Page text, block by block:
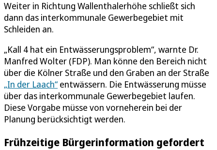
Weiter in Richtung Wallenthalerhöhe schließt sich
dann das interkommunale Gewerbegebiet mit
Schleiden an.
„Kall 4 hat ein Entwässerungsproblem“, warnte Dr.
Manfred Wolter (FDP). Man könne den Bereich nicht
über die Kölner Straße und den Graben an der Straße
„In der Laach“ entwässern. Die Entwässerung müsse
über das interkommunale Gewerbegebiet laufen.
Diese Vorgabe müsse von vorneherein bei der
Planung berücksichtigt werden.
Frühzeitige Bürgerinformation gefordert